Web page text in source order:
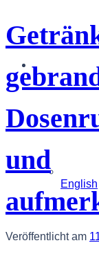
Deutsch
English
und
Veröffentlicht am